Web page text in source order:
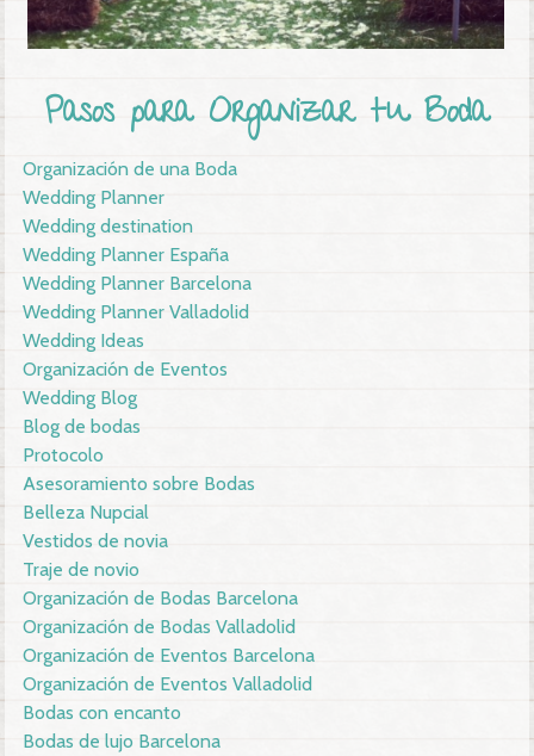
Pasos para Organizar tu Boda
Organización de una Boda
Wedding Planner
Wedding destination
Wedding Planner España
Wedding Planner Barcelona
Wedding Planner Valladolid
Wedding Ideas
Organización de Eventos
Wedding Blog
Blog de bodas
Protocolo
Asesoramiento sobre Bodas
Belleza Nupcial
Vestidos de novia
Traje de novio
Organización de Bodas Barcelona
Organización de Bodas Valladolid
Organización de Eventos Barcelona
Organización de Eventos Valladolid
Bodas con encanto
Bodas de lujo Barcelona